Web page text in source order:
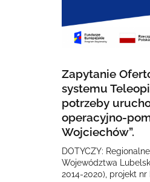
Zapytanie
systemu
potrzeby
operacyjno-
Wojciechów”.
DOTYCZY:
Województwa
2014-2020), projekt